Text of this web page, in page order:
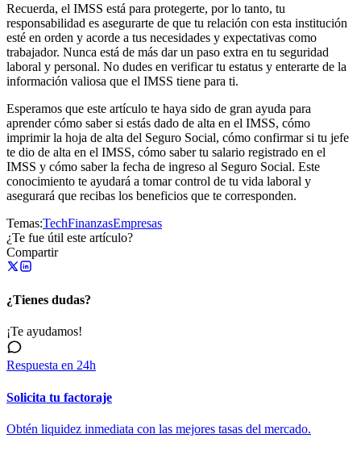
Recuerda, el IMSS está para protegerte, por lo tanto, tu
responsabilidad es asegurarte de que tu relación con esta institución
esté en orden y acorde a tus necesidades y expectativas como
trabajador. Nunca está de más dar un paso extra en tu seguridad
laboral y personal. No dudes en verificar tu estatus y enterarte de la
información valiosa que el IMSS tiene para ti.
Esperamos que este artículo te haya sido de gran ayuda para
aprender cómo saber si estás dado de alta en el IMSS, cómo
imprimir la hoja de alta del Seguro Social, cómo confirmar si tu jefe
te dio de alta en el IMSS, cómo saber tu salario registrado en el
IMSS y cómo saber la fecha de ingreso al Seguro Social. Este
conocimiento te ayudará a tomar control de tu vida laboral y
asegurará que recibas los beneficios que te corresponden.
Temas:TechFinanzasEmpresas
¿Te fue útil este artículo?
Compartir
¿Tienes dudas?
¡Te ayudamos!
Respuesta en 24h
Solicita tu factoraje
Obtén liquidez inmediata con las mejores tasas del mercado.